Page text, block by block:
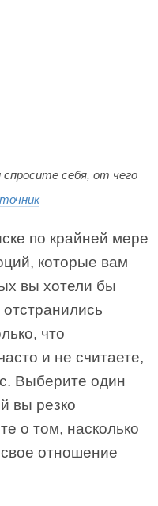
себя, от чего
по крайней мере
которые вам
вы хотели бы
что
и не считаете,
Выберите один
вы резко
о том, насколько
отношение